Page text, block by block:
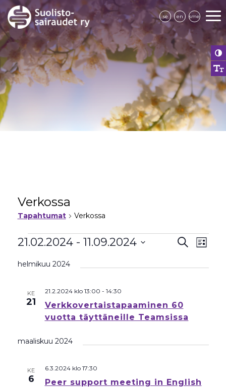
se en sme
Verkossa
Tapahtumat Verkossa
Tapahtumat
aja
Etsi
Lista
21.02.2024 - 11.09.2024
päivä.
helmikuu 2024
KE
21
Verkkovertaistapaaminen 60
vuotta täyttäneille Teamsissa
21.2.2024 klo 13:00 - 14:30
maaliskuu 2024
KE
6
Peer support meeting in English
6.3.2024 klo 17:30